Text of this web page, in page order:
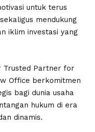
untuk terus
mendukung
iklim investasi yang
Trusted Partner for
Office berkomitmen
bagi dunia usaha
hukum di era
dinamis.